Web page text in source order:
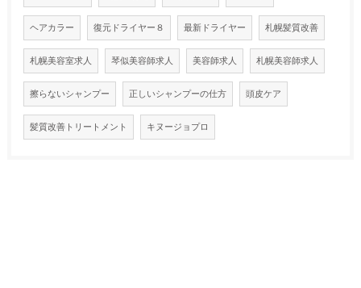
ヘアカラー 復元ドライヤー８ 最新ドライヤー 札幌髪質改善
札幌美容室求人 琴似美容師求人 美容師求人 札幌美容師求人
擦らないシャンプー 正しいシャンプーの仕方 頭皮ケア
髪質改善トリートメント キヌージョプロ